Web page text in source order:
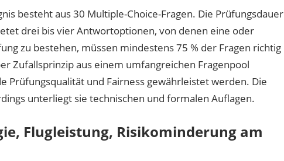
besteht aus 30 Multiple-Choice-Fragen. Die Prüfungsdauer
drei bis vier Antwortoptionen, von denen eine oder
zu bestehen, müssen mindestens 75 % der Fragen richtig
Zufallsprinzip aus einem umfangreichen Fragenpool
Prüfungsqualität und Fairness gewährleistet werden. Die
unterliegt sie technischen und formalen Auflagen.
Flugleistung, Risikominderung am